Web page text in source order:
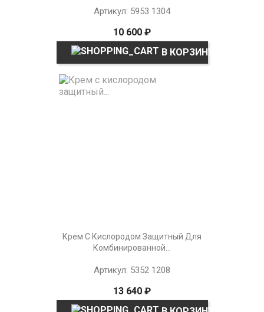
Артикул: 5953 1304
10 600 ₽
В КОРЗИНУ
Крем С Кислородом Защитный Для
Комбинированной...
Артикул: 5352 1208
13 640 ₽